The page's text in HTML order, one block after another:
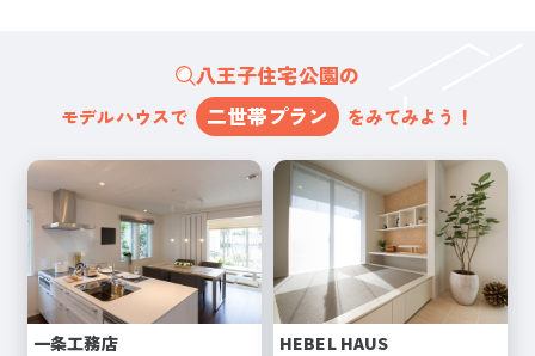
八王子住宅公園の
モデルハウスで 二世帯プラン をみてみよう！
一条工務店
HEBEL HAUS